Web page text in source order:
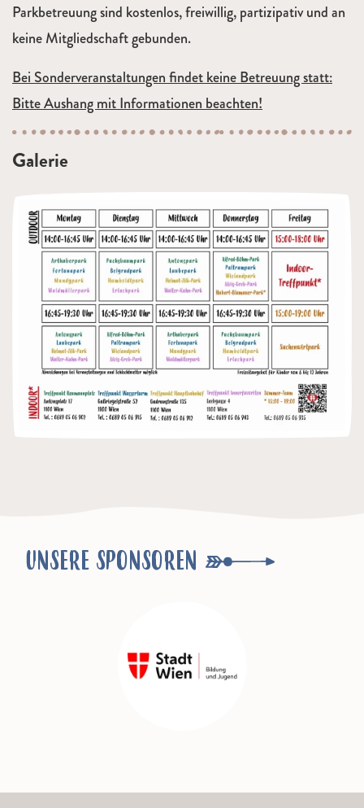
Parkbetreuung sind kostenlos, freiwillig, partizipativ und an
keine Mitgliedschaft gebunden.
Bei Sonderveranstaltungen findet keine Betreuung statt:
Bitte Aushang mit Informationen beachten!
Galerie
UNSERE SPONSOREN